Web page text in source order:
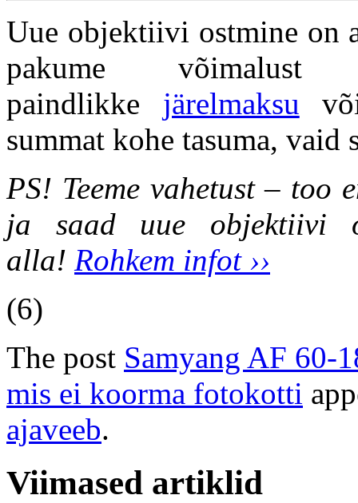
Uue objektiivi ostmine on
pakume
paindlikke järelmaksu
summat kohe tasuma, vaid
PS! Teeme vahetust – too
ja saad uue objektiivi
alla! Rohkem infot ››
(6)
The post Samyang AF 60-
mis ei koorma fotokotti
ajaveeb.
Viimased artiklid